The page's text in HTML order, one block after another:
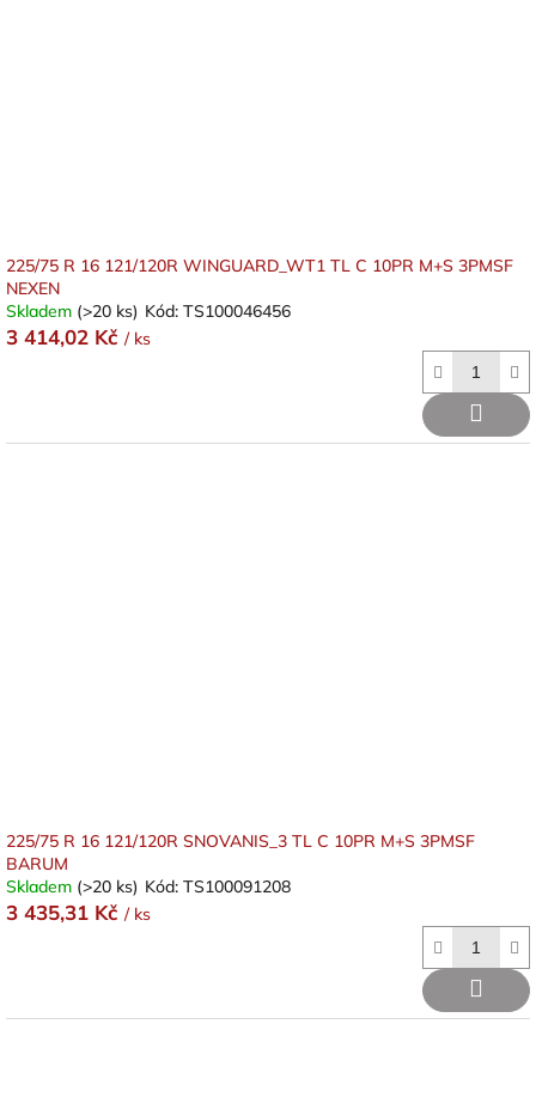
225/75 R 16 121/120R WINGUARD_WT1 TL C 10PR M+S 3PMSF
NEXEN
Skladem (>20 ks) Kód: TS100046456
3 414,02 Kč / ks
225/75 R 16 121/120R SNOVANIS_3 TL C 10PR M+S 3PMSF
BARUM
Skladem (>20 ks) Kód: TS100091208
3 435,31 Kč / ks